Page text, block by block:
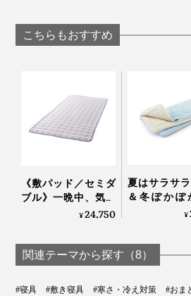
『スーパーZERO』で編むこと
り空気を含んで、「ふっくら立
しました。
まるで、雲に寝転んだような、フ
おだやかな春のような暖かさを
バー｜YOKONEGU
Premium
こちらもおすすめ
《敷パッド／セミダ
ブル》一晩中、気持
ちいいヒンヤリ感が
団」｜The ICE 27
¥24,750
夏はサラサラ
＆冬ぽかぽ
い、敷くだ
らしきしん
¥
関連テーマから探す（8）
#寝具 #敷き寝具 #寒さ・冷え対策 #おま